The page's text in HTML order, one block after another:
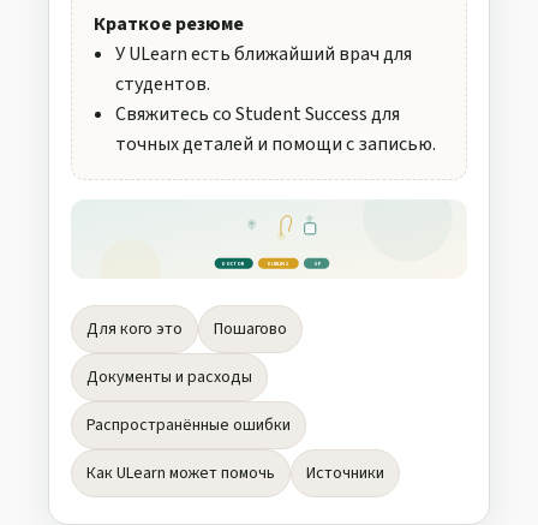
Краткое резюме
У ULearn есть ближайший врач для
студентов.
Свяжитесь со Student Success для
точных деталей и помощи с записью.
DOCTOR DUBLIN 2 GP
Для кого это
Пошагово
Документы и расходы
Распространённые ошибки
Как ULearn может помочь
Источники